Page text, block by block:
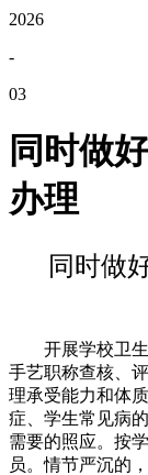
2026
-
03
同时做
办理
同时做
开展学校卫生
手艺职称查核、
理承受能力和体
症、学生常见病
需要的照应。按
员。情节严沉的